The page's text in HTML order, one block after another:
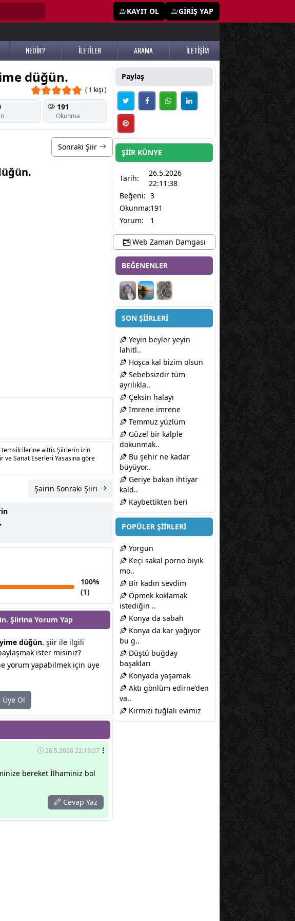
KAYIT OL GİRİŞ YAP
NEDİR? İLETİLER ARAMA İLETİŞİM
düğün.
( 1 kişi )
191
Okunma
Sonraki Şiir
aittir. Şiirlerin izin
ve Sanat Eserleri Yasasına göre
Şairin Sonraki Şiiri
100%
(1)
Şiirine Yorum Yap
düğün. şiir ile ilgili
ister misiniz?
yorum yapabilmek için üye
Üye Ol
26.5.2026 22:18:07
bereket İlhaminiz bol
Cevap Yaz
Paylaş
ŞİİR KÜNYE
Tarih:
26.5.2026
22:11:38
Beğeni: 3
Okunma:191
Yorum:
1
Web Zaman Damgası
BEĞENENLER
SON ŞİİRLERİ
Yeyin beyler yeyin
lahitl..
Hoşca kal bizim olsun
Sebebsizdir tüm
ayrılıkla..
Çeksin halayı
İmrene imrene
Temmuz yüzlüm
Güzel bir kalple
dokunmak..
Bu şehir ne kadar
büyüyor..
Geriye bakan ihtiyar
kald..
Kaybettikten beri
POPÜLER ŞİİRLERİ
Yorgun
Keçi sakal porno bıyık
mo..
Bir kadın sevdim
Öpmek koklamak
istediğin ..
Konya da sabah
Konya da kar yağıyor
bu g..
Düştü buğday
başakları
Konyada yaşamak
Aktı gönlüm edirne’den
va..
Kırmızı tuğlalı evimiz